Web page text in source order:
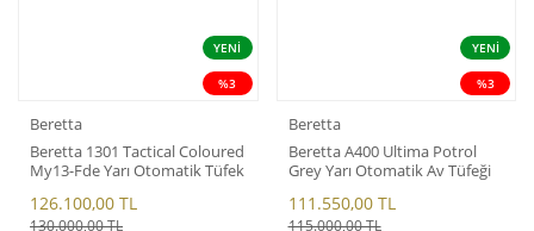
YENİ
%3
Beretta
Beretta 1301 Tactical Coloured
My13-Fde Yarı Otomatik Tüfek
126.100,00 TL
130.000,00 TL
YENİ
%3
Beretta
Beretta A400 Ultima Potrol
Grey Yarı Otomatik Av Tüfeği
111.550,00 TL
115.000,00 TL